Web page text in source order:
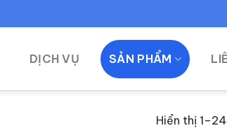
DỊCH VỤ SẢN PHẨM
Hiển thị